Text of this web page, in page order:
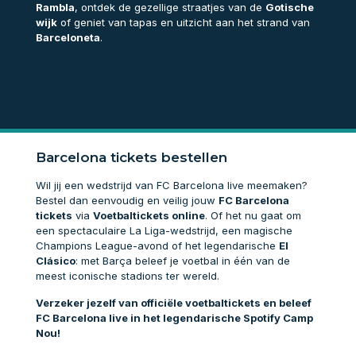
Rambla, ontdek de gezellige straatjes van de Gotische
wijkof geniet van tapas en uitzicht aan het strand van
Barceloneta.
Barcelona tickets bestellen
Wil jij een wedstrijd van FC Barcelona live meemaken?
Bestel dan eenvoudig en veilig jouw FC Barcelona
tickets via Voetbaltickets online. Of het nu gaat om
een spectaculaire La Liga-wedstrijd, een magische
Champions League-avond of het legendarische El
Clásico: met Barça beleef je voetbal in één van de
meest iconische stadions ter wereld.
Verzeker jezelf van officiële voetbaltickets en beleef
FC Barcelona live in het legendarische Spotify Camp
Nou!